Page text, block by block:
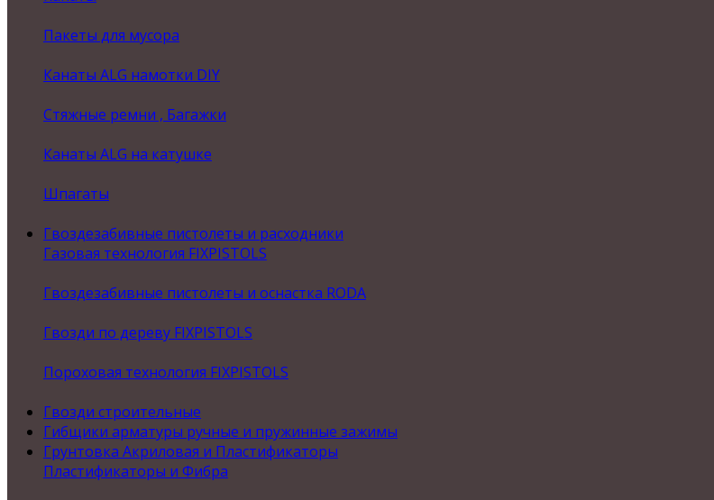
Пакеты для мусора
Канаты ALG намотки DIY
Стяжные ремни , Багажки
Канаты ALG на катушке
Шпагаты
Гвоздезабивные пистолеты и расходники
Газовая технология FIXPISTOLS
Гвоздезабивные пистолеты и оснастка RODA
Гвозди по дереву FIXPISTOLS
Пороховая технология FIXPISTOLS
Гвозди строительные
Гибщики арматуры ручные и пружинные зажимы
Грунтовка Акриловая и Пластификаторы
Пластификаторы и Фибра